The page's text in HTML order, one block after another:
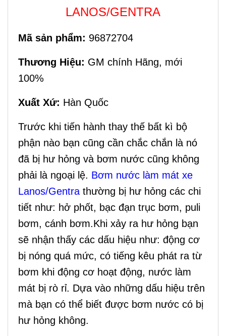
LANOS/GENTRA
Mã sản phẩm: 96872704
Thương Hiệu: GM chính Hãng, mới
100%
Xuất Xứ: Hàn Quốc
Trước khi tiến hành thay thế bất kì bộ
phận nào bạn cũng cần chắc chắn là nó
đã bị hư hỏng và bơm nước cũng không
phải là ngoại lệ. Bơm nước làm mát xe
Lanos/Gentra thường bị hư hỏng các chi
tiết như: hở phốt, bạc đạn trục bơm, puli
bơm, cánh bơm.Khi xảy ra hư hỏng bạn
sẽ nhận thấy các dấu hiệu như: động cơ
bị nóng quá mức, có tiếng kêu phát ra từ
bơm khi động cơ hoạt động, nước làm
mát bị rò rỉ. Dựa vào những dấu hiệu trên
mà bạn có thể biết được bơm nước có bị
hư hỏng không.